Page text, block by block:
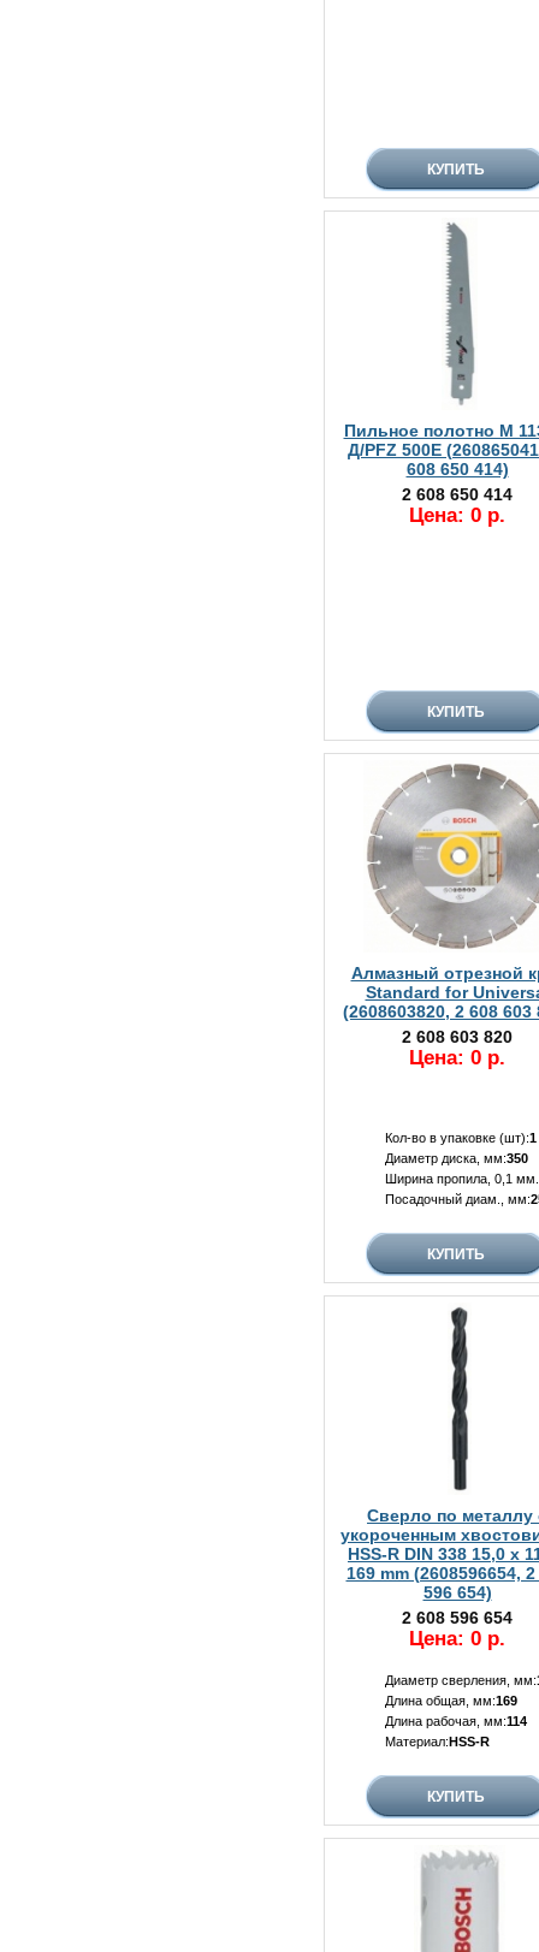
Пильное полотно M
Д/PFZ 500E
608 650 414)
2 608 650 414
Цена: 0 р.
Алмазный отрезной
Standard for
(2608603820, 2 608 603
2 608 603 820
Цена: 0 р.
Кол-во в упаковке (шт):1
Диаметр диска, мм:350
Ширина пропила, 0,1
Посадочный диам., мм:
Сверло по металлу
укороченным
HSS-R DIN 338 15,0 x
169 mm (2608596654, 2
596 654)
2 608 596 654
Цена: 0 р.
Диаметр сверления, мм:
Длина общая, мм:169
Длина рабочая, мм:114
Материал:HSS-R